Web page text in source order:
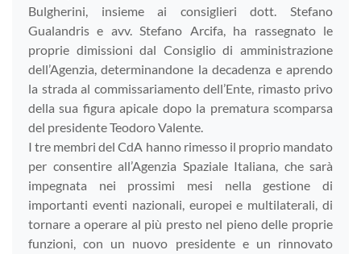
Bulgherini, insieme ai consiglieri dott. Stefano
Gualandris e avv. Stefano Arcifa, ha rassegnato le
proprie dimissioni dal Consiglio di amministrazione
dell’Agenzia, determinandone la decadenza e aprendo
la strada al commissariamento dell’Ente, rimasto privo
della sua figura apicale dopo la prematura scomparsa
del presidente Teodoro Valente.
I tre membri del CdA hanno rimesso il proprio mandato
per consentire all’Agenzia Spaziale Italiana, che sarà
impegnata nei prossimi mesi nella gestione di
importanti eventi nazionali, europei e multilaterali, di
tornare a operare al più presto nel pieno delle proprie
funzioni, con un nuovo presidente e un rinnovato